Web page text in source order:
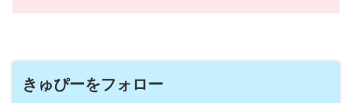
きゅぴーをフォロー